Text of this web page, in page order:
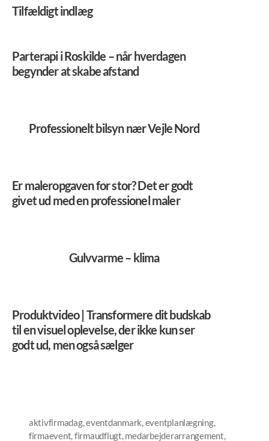
Tilfældigt indlæg
Parterapi i Roskilde – når hverdagen
begynder at skabe afstand
Professionelt bilsyn nær Vejle Nord
Er maleropgaven for stor? Det er godt
givet ud med en professionel maler
Gulvvarme – klima
Produktvideo | Transformere dit budskab
til en visuel oplevelse, der ikke kun ser
godt ud, men også sælger
aktivfirmadag,eventdanmark,eventplanlægning,
firmaevent,firmaudflugt,medarbejderarrangement,